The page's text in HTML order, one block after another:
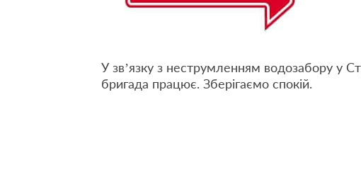
У зв’язку з неструмленням водозабору у
бригада працює. Зберігаємо спокій.